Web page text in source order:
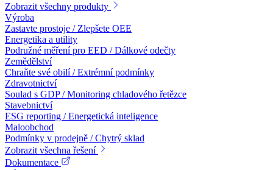
Zobrazit všechny produkty
Výroba
Zastavte prostoje / Zlepšete OEE
Energetika a utility
Podružné měření pro EED / Dálkové odečty
Zemědělství
Chraňte své obilí / Extrémní podmínky
Zdravotnictví
Soulad s GDP / Monitoring chladového řetězce
Stavebnictví
ESG reporting / Energetická inteligence
Maloobchod
Podmínky v prodejně / Chytrý sklad
Zobrazit všechna řešení
Dokumentace